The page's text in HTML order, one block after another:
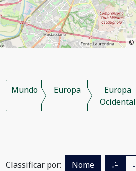
©
Mundo Europa
Europa
Ocidental
Classificar por: Nome